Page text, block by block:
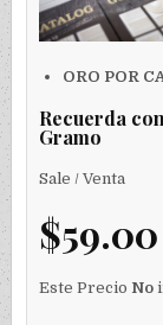
ORO POR
Recuerda
Gramo
Sale / Venta
Este Precio No